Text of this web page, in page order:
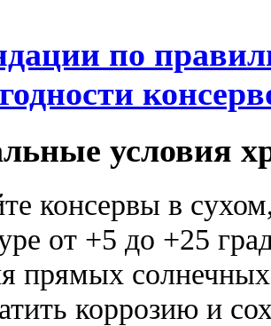
по
условия
консервы в
от +5 до +25
прямых
коррозию и